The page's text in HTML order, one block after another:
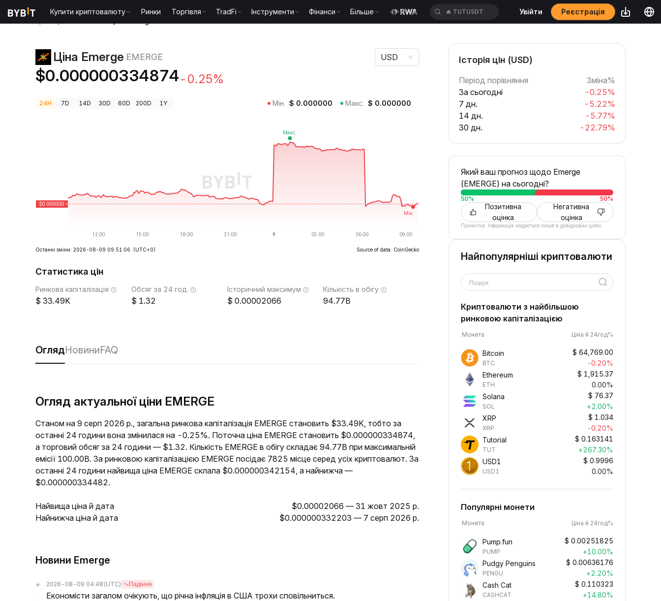
Купити криптовалюту Ринки Торгівля TradFi Інструменти Фінанси Більше 🔥 TUTUSDT Увійти Реєстрація
Ціна Emerge EMERGE
$0.000000334874-0.25%
USD
24H 7D 14D 30D 60D 200D 1Y Мін. $ 0.000000 Макс. $ 0.000000
Останні зміни: 2026-08-09 09:51:06. (UTC+0) Source of data: CoinGecko
Статистика цін
Ринкова капіталізація
33.49K
Обсяг за 24 год.
1.32
Історичний максимум
0.00002066
Кількість в обігу
94.77B
ОглядНовиниFAQ
Огляд актуальної ціни EMERGE
Станом на 9 серп 2026 р., загальна ринкова капіталізація EMERGE становить $33.49K, тобто за
останні 24 години вона змінилася на -0.25%. Поточна ціна EMERGE становить $0.000000334874,
а торговий обсяг за 24 години — $1.32. Кількість EMERGE в обігу складає 94.77B при максимальній
емісії 100.00B. За ринковою капіталізацією EMERGE посідає 7825 місце серед усіх криптовалют. За
останні 24 години найвища ціна EMERGE склала $0.000000342154, а найнижча —
$0.000000334482.
Найвища ціна й дата
$0.00002066 — 31 жовт 2025 р.
Найнижча ціна й дата
$0.000000332203 — 7 серп 2026 р.
Новини Emerge
2026-08-09 04:48 (UTC) Падіння
Економісти загалом очікують, що річна інфляція в США трохи сповільниться.
Історія цін (USD)
Період порівняння
Зміна%
За сьогодні
-0.25%
7 дн.
-5.22%
14 дн.
-5.77%
30 дн.
-22.79%
Який ваш прогноз щодо Emerge
(EMERGE) на сьогодні?
50% 50%
Позитивна
оцінка
Негативна
оцінка
Примітка. Інформація надається лише в довідкових цілях.
Найпопулярніші криптовалюти
Пошук
Криптовалюти з найбільшою
ринковою капіталізацією
Монета Ціна й 24год%
Bitcoin
BTC
$ 64,769.00
-0.20%
Ethereum
ETH
$ 1,915.37
0.00%
Solana
SOL
$ 76.37
+2.00%
XRP
XRP
$ 1.034
-0.20%
Tutorial
TUT
$ 0.163141
+267.30%
USD1
USD1
$ 0.9996
0.00%
Популярні монети
Монета Ціна й 24год%
Pump.fun
PUMP
$ 0.00251825
+10.00%
Pudgy Penguins
PENGU
$ 0.00636176
+2.20%
Cash Cat
CASHCAT
$ 0.110323
+14.80%